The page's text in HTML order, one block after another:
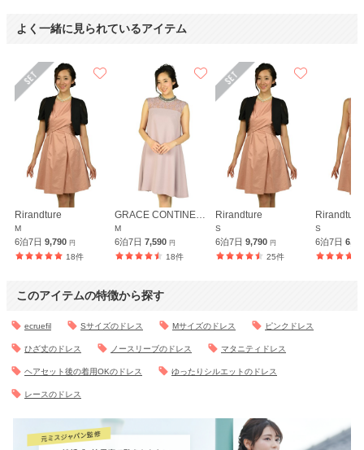
よく一緒に見られているアイテム
Rirandture
M
6泊7日 9,790 円
18件
M
6泊7日7,590円
18件
Rirandture
S
6泊7日 9,790 円
25件
Rirandture
S
6泊7日
このアイテムの特徴から探す
ecruefil Sサイズのドレス Mサイズのドレス ピンクドレス
ひざ丈のドレス ノースリーブのドレス マタニティドレス
ヘアセット後の着用OKのドレス ゆったりシルエットのドレス
レースのドレス